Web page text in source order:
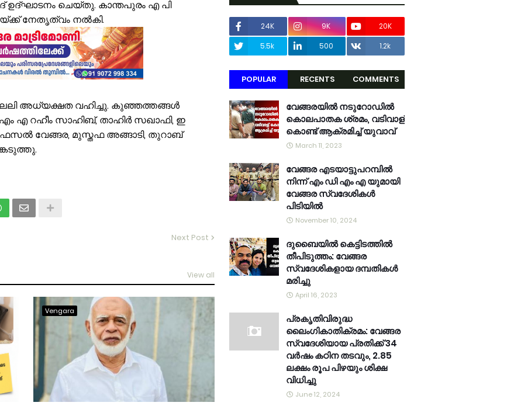
ഉദ്ഘാടനം ചെയ്തു. കാന്തപുരം എ പി
നേതൃത്വം നൽകി.
അധ്യക്ഷത വഹിച്ചു. കുഞ്ഞത്തങ്ങൾ
എ റഹീം സാഹിബ്, താഹിർ സഖാഫി, ഇ
വേങ്ങര, മുസ്തഫ അങ്ങാടി, തുറാബ്
Next Post
View all
Vengara
24K 9K
20K
5.5k
500 1.2k
POPULAR RECENTS COMMENTS
വേങ്ങരയിൽ നടുറോഡിൽ
കൊലപാതക ശ്രമം, വടിവാള്
കൊണ്ട് ആക്രമിച്ച് യുവാവ്
March 11, 2023
വേങ്ങര എടയാട്ടുപറമ്പിൽ
നിന്ന് എം ഡി എം എ യുമായി
വേങ്ങര സ്വദേശികൾ
പിടിയിൽ
November 10, 2024
ദുബൈയിൽ കെട്ടിടത്തിൽ
തീപിടുത്തം: വേങ്ങര
സ്വദേശികളായ ദമ്പതികൾ
മരിച്ചു
April 16, 2023
പ്രകൃതിവിരുദ്ധ
ലൈംഗികാതിക്രമം: വേങ്ങര
സ്വദേശിയായ പ്രതിക്ക് 34
വര്‍ഷം കഠിന തടവും, 2.85
ലക്ഷം രൂപ പിഴയും ശിക്ഷ
വിധിച്ചു
June 12, 2024